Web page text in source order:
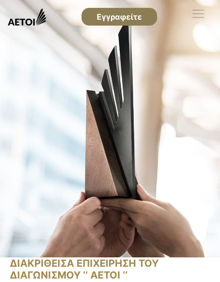
Εγγραφείτε
ΔΙΑΚΡΙΘΕΙΣΑ ΕΠΙΧΕΙΡΗΣΗ ΤΟΥ
ΔΙΑΓΩΝΙΣΜΟΥ ‘’ ΑΕΤΟΙ ‘’